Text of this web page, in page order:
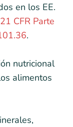
en los EE.
CFR Parte
.
nutricional
alimentos